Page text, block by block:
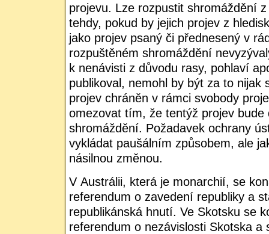
projevu. Lze rozpustit shromáždění
tehdy, pokud by jejich projev z
jako projev psaný či přednesený v
rozpuštěném shromáždění
k nenávisti z důvodu rasy, pohlaví
publikoval, nemohl by být za to nijak
projev chráněn v rámci svobody
omezovat tím, že tentýž projev
shromáždění. Požadavek ochrany
vykládat paušálním způsobem, ale
násilnou změnou.
V Austrálii, která je monarchií, se
referendum o zavedení republiky a
republikánská hnutí. Ve Skotsku se
referendum o nezávislosti Skotska